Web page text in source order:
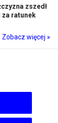
zszedł
za ratunek
Zobacz więcej »